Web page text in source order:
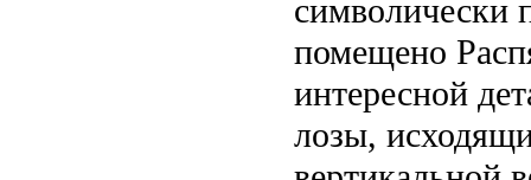
символически
помещено
интересной
лозы,